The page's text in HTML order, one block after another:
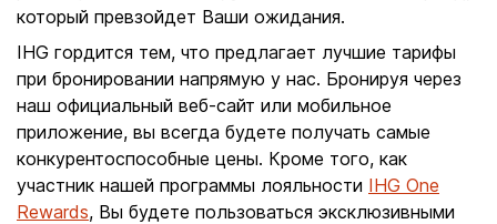
который превзойдет Ваши ожидания.
IHG гордится тем, что предлагает лучшие тарифы
при бронировании напрямую у нас. Бронируя через
наш официальный веб-сайт или мобильное
приложение, вы всегда будете получать самые
конкурентоспособные цены. Кроме того, как
участник нашей программы лояльности IHG One
Rewards, Вы будете пользоваться эксклюзивными